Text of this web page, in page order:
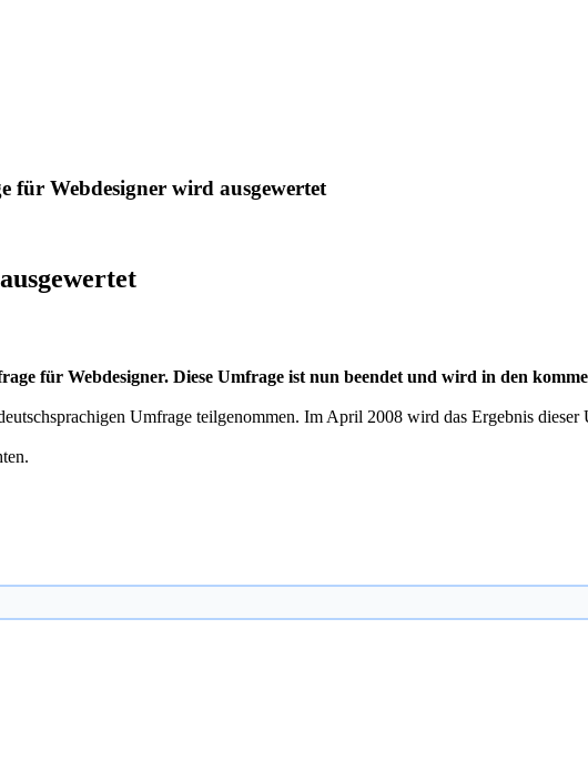
für Webdesigner wird ausgewertet
für Webdesigner. Diese Umfrage ist nun beendet und wird in den
Umfrage teilgenommen. Im April 2008 wird das Ergebnis